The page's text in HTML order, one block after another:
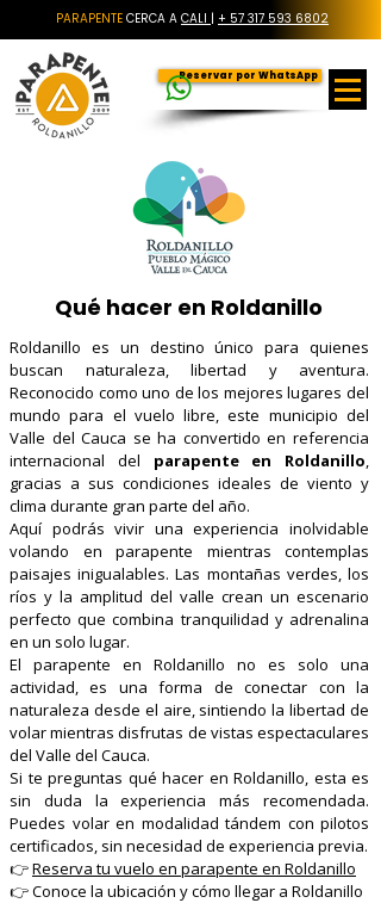
PARAPENTE CERCA A CALI | + 57 317 593 6802
Reservar por WhatsApp
Qué hacer en Roldanillo
Roldanillo es un destino único para quienes
buscan naturaleza, libertad y aventura.
Reconocido como uno de los mejores lugares del
mundo para el vuelo libre, este municipio del
Valle del Cauca se ha convertido en referencia
internacional del parapente en Roldanillo,
gracias a sus condiciones ideales de viento y
clima durante gran parte del año.
Aquí podrás vivir una experiencia inolvidable
volando en parapente mientras contemplas
paisajes inigualables. Las montañas verdes, los
ríos y la amplitud del valle crean un escenario
perfecto que combina tranquilidad y adrenalina
en un solo lugar.
El parapente en Roldanillo no es solo una
actividad, es una forma de conectar con la
naturaleza desde el aire, sintiendo la libertad de
volar mientras disfrutas de vistas espectaculares
del Valle del Cauca.
Si te preguntas qué hacer en Roldanillo, esta es
sin duda la experiencia más recomendada.
Puedes volar en modalidad tándem con pilotos
certificados, sin necesidad de experiencia previa.
👉Reserva tu vuelo en parapente en Roldanillo
👉 Conoce la ubicación y cómo llegar a Roldanillo